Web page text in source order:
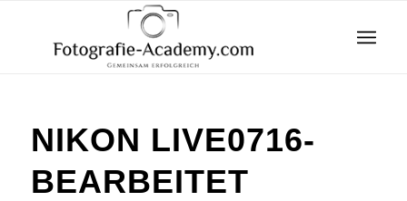
NIKON LIVE0716-
BEARBEITET